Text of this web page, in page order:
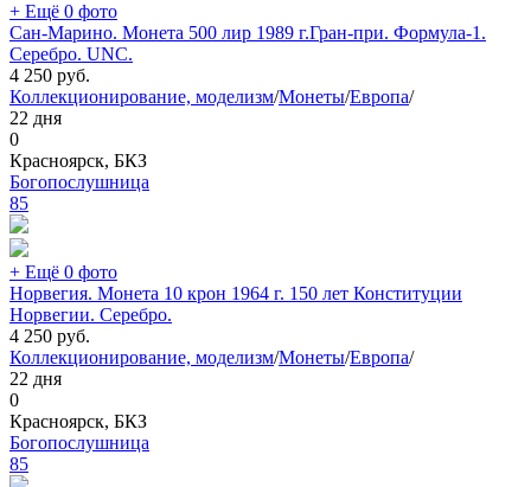
+ Ещё 0 фото
Сан-Марино. Монета 500 лир 1989 г.Гран-при. Формула-1.
Серебро. UNC.
4 250 руб.
Коллекционирование, моделизм/Монеты/Европа/
22 дня
0
Красноярск, БКЗ
Богопослушница
85
+ Ещё 0 фото
Норвегия. Монета 10 крон 1964 г. 150 лет Конституции
Норвегии. Серебро.
4 250 руб.
Коллекционирование, моделизм/Монеты/Европа/
22 дня
0
Красноярск, БКЗ
Богопослушница
85